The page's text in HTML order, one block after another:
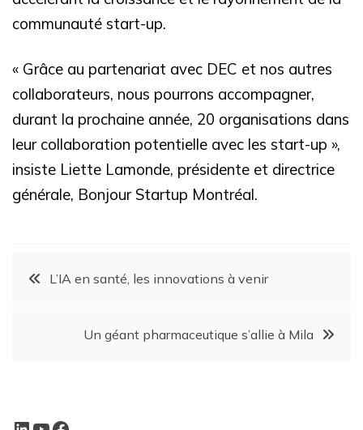
communauté start-up.
« Grâce au partenariat avec DEC et nos autres
collaborateurs, nous pourrons accompagner,
durant la prochaine année, 20 organisations dans
leur collaboration potentielle avec les start-up »,
insiste Liette Lamonde, présidente et directrice
générale, Bonjour Startup Montréal.
L’IA en santé, les innovations à venir
Un géant pharmaceutique s’allie à Mila